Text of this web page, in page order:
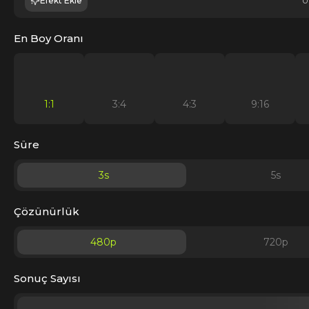
En Boy Oranı
1:1 3:4 4:3 9:16
Süre
3s 5s
Çözünürlük
480p 720p
Sonuç Sayısı